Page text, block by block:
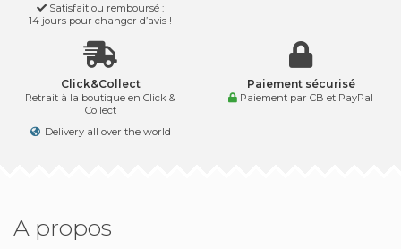
Satisfait ou remboursé :
14 jours pour changer d’avis !
Click&Collect
Retrait à la boutique en Click &
Collect
Delivery all over the world
Paiement sécurisé
Paiement par CB et PayPal
A propos